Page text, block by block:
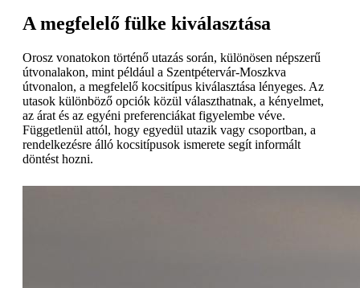
A megfelelő fülke kiválasztása
Orosz vonatokon történő utazás során, különösen népszerű
útvonalakon, mint például a Szentpétervár-Moszkva
útvonalon, a megfelelő kocsitípus kiválasztása lényeges. Az
utasok különböző opciók közül választhatnak, a kényelmet,
az árat és az egyéni preferenciákat figyelembe véve.
Függetlenül attól, hogy egyedül utazik vagy csoportban, a
rendelkezésre álló kocsitípusok ismerete segít informált
döntést hozni.